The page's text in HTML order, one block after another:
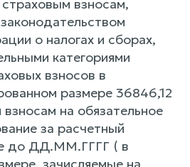
взносам,
о налогах и сборах,
категориями
взносов в
размере 36846,12
на обязательное
за расчетный
до ДД.ММ.ГГГГ ( в
зачисляемые на